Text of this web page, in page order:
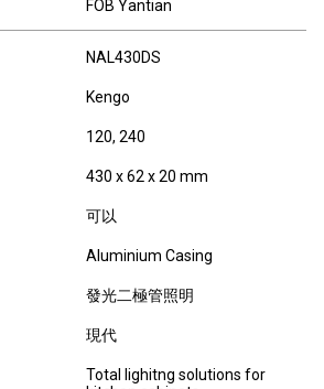
FOB Yantian
NAL430DS
Kengo
120, 240
430 x 62 x 20 mm
可以
Aluminium Casing
發光二極管照明
現代
Total lighitng solutions for